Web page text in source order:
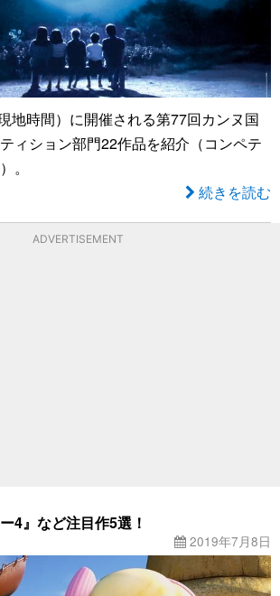
地時間）に開催される第77回カンヌ国
ィション部門22作品を紹介（コンペテ
。
続きを読む
ADVERTISEMENT
4』など注目作5選！
2019年7月8日